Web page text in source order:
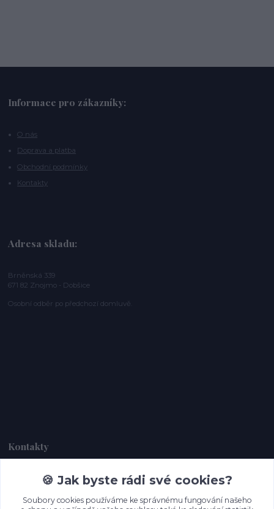
Informace pro zákazníky:
O nás
Doprava a platba
Obchodní podmínky
Kontakty
Adresa skladu:
Brněnská 339
671 82 Znojmo - Dobšice
Osobní odběr po předchozí domluvě.
Kontakty
Dagmar Handlová
+420 734 380 930
(Po-Ne, 8-20 hod.)
🍪 Jak byste rádi své cookies?
Soubory cookies používáme ke správnému fungování našeho